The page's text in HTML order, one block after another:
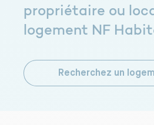
propriétaire ou
logement NF
Recherchez un